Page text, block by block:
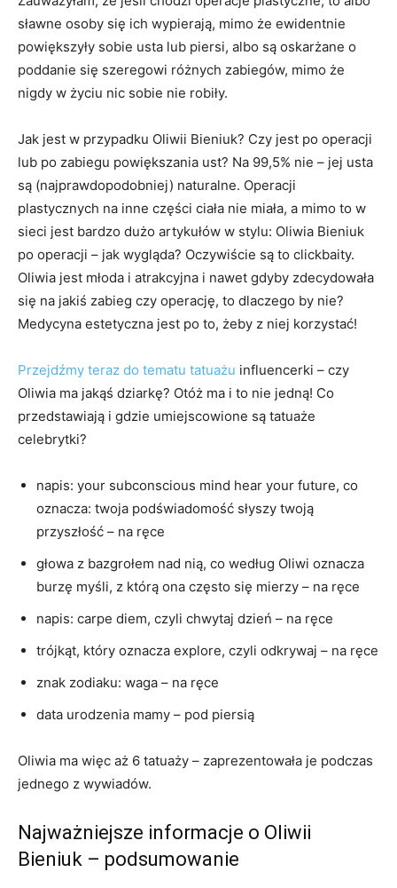
sławne osoby się ich wypierają, mimo że ewidentnie
powiększyły sobie usta lub piersi, albo są oskarżane o
poddanie się szeregowi różnych zabiegów, mimo że
nigdy w życiu nic sobie nie robiły.
Jak jest w przypadku Oliwii Bieniuk? Czy jest po operacji
lub po zabiegu powiększania ust? Na 99,5% nie – jej usta
są (najprawdopodobniej) naturalne. Operacji
plastycznych na inne części ciała nie miała, a mimo to w
sieci jest bardzo dużo artykułów w stylu: Oliwia Bieniuk
po operacji – jak wygląda? Oczywiście są to clickbaity.
Oliwia jest młoda i atrakcyjna i nawet gdyby zdecydowała
się na jakiś zabieg czy operację, to dlaczego by nie?
Medycyna estetyczna jest po to, żeby z niej korzystać!
Przejdźmy teraz do tematu tatuażu influencerki – czy
Oliwia ma jakąś dziarkę? Otóż ma i to nie jedną! Co
przedstawiają i gdzie umiejscowione są tatuaże
celebrytki?
napis: your subconscious mind hear your future, co
oznacza: twoja podświadomość słyszy twoją
przyszłość – na ręce
głowa z bazgrołem nad nią, co według Oliwi oznacza
burzę myśli, z którą ona często się mierzy – na ręce
napis: carpe diem, czyli chwytaj dzień – na ręce
trójkąt, który oznacza explore, czyli odkrywaj – na ręce
znak zodiaku: waga – na ręce
data urodzenia mamy – pod piersią
Oliwia ma więc aż 6 tatuaży – zaprezentowała je podczas
jednego z wywiadów.
Najważniejsze informacje o Oliwii
Bieniuk – podsumowanie